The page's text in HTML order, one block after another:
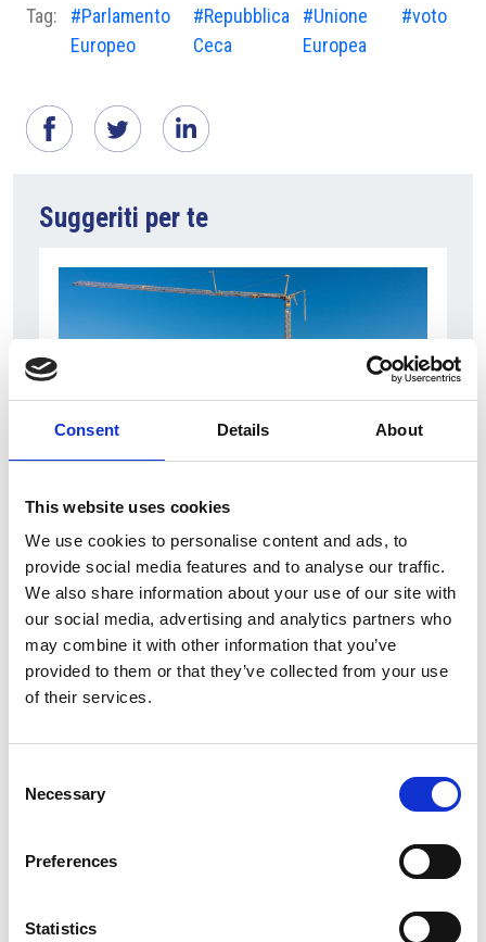
Consent Details About
This website uses cookies
We use cookies to personalise content and ads, to
provide social media features and to analyse our traffic.
We also share information about your use of our site with
our social media, advertising and analytics partners who
may combine it with other information that you’ve
provided to them or that they’ve collected from your use
of their services.
Selection
Necessary
Preferences
Statistics
Tag:
#Parlamento
Europeo
#Repubblica
Ceca
#Unione
Europea
#voto
Suggeriti per te
Nel primo semestre è aumentata fortemente la
costruzione di nuove abitazioni
Repubblica Ceca
La Škoda avvia la produzione del suo SUV Peaq